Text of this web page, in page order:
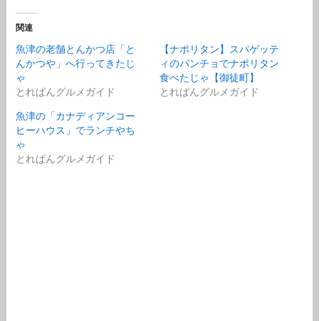
関連
魚津の老舗とんかつ店「と
んかつや」へ行ってきたじ
ゃ
とれぱんグルメガイド
【ナポリタン】スパゲッテ
ィのパンチョでナポリタン
食べたじゃ【御徒町】
とれぱんグルメガイド
魚津の「カナディアンコー
ヒーハウス」でランチやち
ゃ
とれぱんグルメガイド